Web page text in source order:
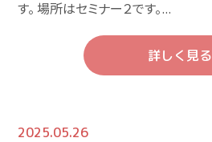
す。 場所はセミナー２です。…
詳しく見る
2025.05.26